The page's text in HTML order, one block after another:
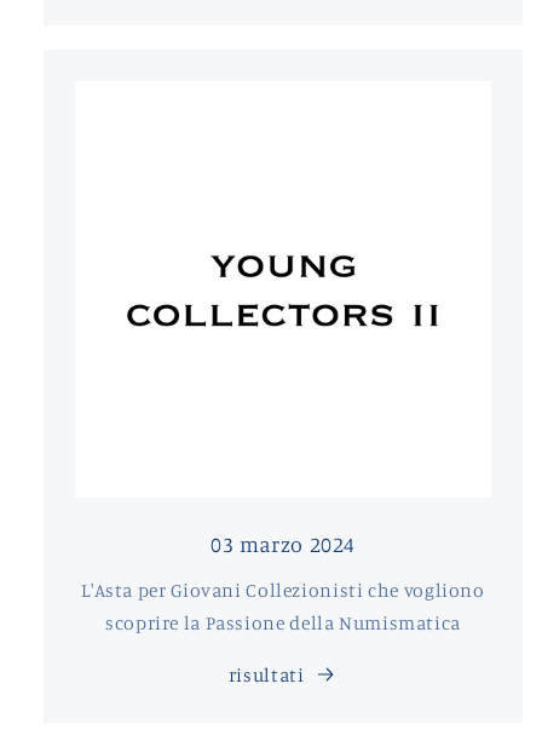
03 marzo 2024
L'Asta per Giovani Collezionisti che vogliono
scoprire la Passione della Numismatica
risultati